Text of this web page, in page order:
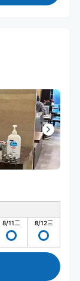
8/11二 8/12三